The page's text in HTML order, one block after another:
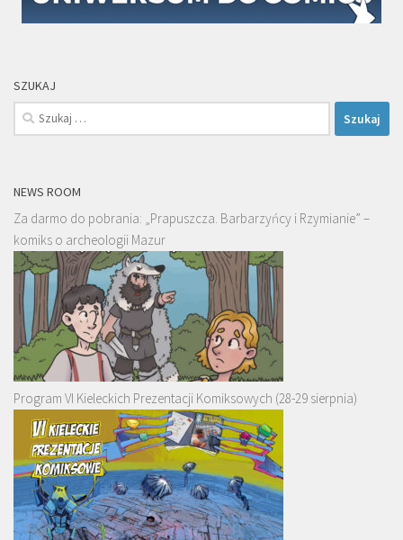
SZUKAJ
Szukaj:
NEWS ROOM
Za darmo do pobrania: „Prapuszcza. Barbarzyńcy i Rzymianie” –
komiks o archeologii Mazur
Program VI Kieleckich Prezentacji Komiksowych (28-29 sierpnia)